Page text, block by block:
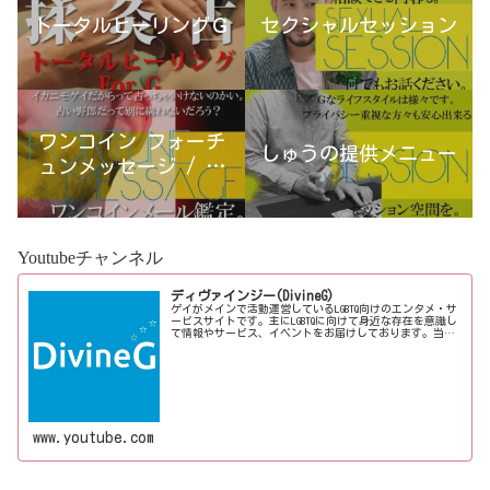
トータルヒーリングＧ セクシャルセッション
ワンコイン フォーチ
ュンメッセージ / 古
宮優雨
しゅうの提供メニュー
Youtubeチャンネル
ディヴァインジー(DivineG)
ゲイがメインで活動運営しているLGBTQ向けのエンタメ・サ
ービスサイトです。主にLGBTQに向けて身近な存在を意識し
て情報やサービス、イベントをお届けしております。当事
www.youtube.com